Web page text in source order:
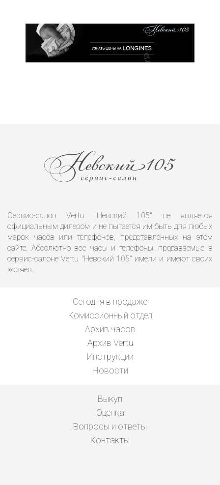
Сервис-салон Vertu "Невский 105" не является
официальным дилером и не пытается им быть для любых
марок часов или телефонов, представленных на этом
сайте. Абсолютно все часы и телефоны, продаваемые в
сервис-салоне Vertu "Невский 105" имели и имеют своих
хозяев.
Сегодня в продаже
Комиссионный отдел
Архив часов
Архив Vertu
Инструкции
Новости
Выкуп
Оценка
Вопросы и ответы
Контакты